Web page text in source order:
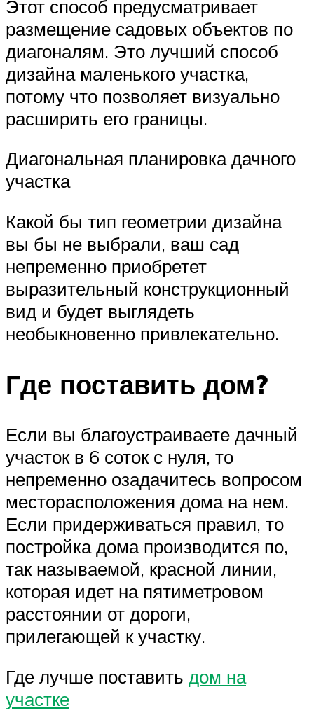
Этот способ предусматривает
размещение садовых объектов по
диагоналям. Это лучший способ
дизайна маленького участка,
потому что позволяет визуально
расширить его границы.
Диагональная планировка дачного
участка
Какой бы тип геометрии дизайна
вы бы не выбрали, ваш сад
непременно приобретет
выразительный конструкционный
вид и будет выглядеть
необыкновенно привлекательно.
Где поставить дом?
Если вы благоустраиваете дачный
участок в 6 соток с нуля, то
непременно озадачитесь вопросом
месторасположения дома на нем.
Если придерживаться правил, то
постройка дома производится по,
так называемой, красной линии,
которая идет на пятиметровом
расстоянии от дороги,
прилегающей к участку.
Где лучше поставить дом на
участке